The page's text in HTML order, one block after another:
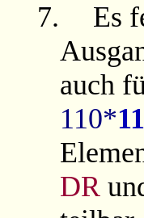
7.
Es
auch
110*
DR